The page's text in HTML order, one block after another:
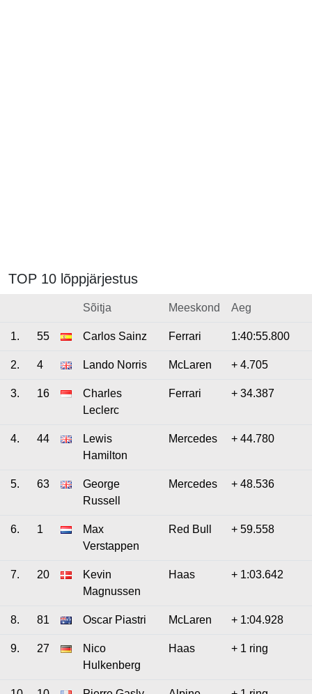
TOP 10 lõppjärjestus
Sõitja Meeskond Aeg
1. 55 Carlos Sainz Ferrari 1:40:55.800
2. 4 Lando Norris McLaren + 4.705
3. 16
Charles
Leclerc
Ferrari + 34.387
4. 44
Lewis
Hamilton
Mercedes + 44.780
5. 63
George
Russell
Mercedes + 48.536
6. 1
Max
Verstappen
Red Bull + 59.558
7. 20
Kevin
Magnussen
Haas + 1:03.642
8. 81 Oscar Piastri McLaren + 1:04.928
9. 27
Nico
Hulkenberg
Haas + 1 ring